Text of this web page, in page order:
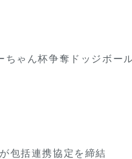
ちゃん杯争奪ドッジボー
包括連携協定を締結